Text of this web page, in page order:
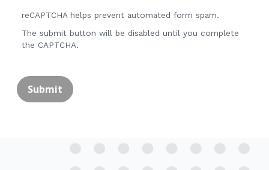
reCAPTCHA helps prevent automated form spam.
The submit button will be disabled until you complete
the CAPTCHA.